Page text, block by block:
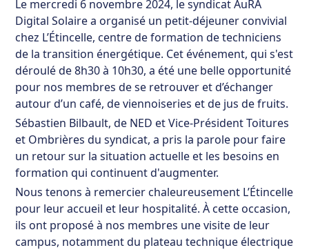
Le mercredi 6 novembre 2024, le syndicat AuRA
Digital Solaire a organisé un petit-déjeuner convivial
chez L’Étincelle, centre de formation de techniciens
de la transition énergétique. Cet événement, qui s'est
déroulé de 8h30 à 10h30, a été une belle opportunité
pour nos membres de se retrouver et d’échanger
autour d’un café, de viennoiseries et de jus de fruits.
Sébastien Bilbault, de NED et Vice-Président Toitures
et Ombrières du syndicat, a pris la parole pour faire
un retour sur la situation actuelle et les besoins en
formation qui continuent d'augmenter.
Nous tenons à remercier chaleureusement L’Étincelle
pour leur accueil et leur hospitalité. À cette occasion,
ils ont proposé à nos membres une visite de leur
campus, notamment du plateau technique électrique